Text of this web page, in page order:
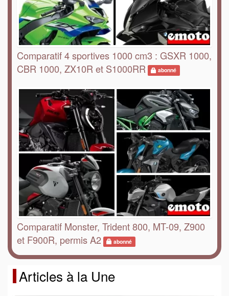
Comparatif 4 sportives 1000 cm3 : GSXR 1000,
CBR 1000, ZX10R et S1000RR
abonné
Comparatif Monster, Trident 800, MT-09, Z900
et F900R, permis A2
abonné
Articles à la Une